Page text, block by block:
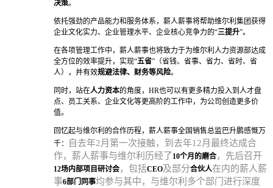
决策。
依托强劲的产品能力和服务体系，薪人薪事将帮助维尔利集团获得
企业文化实力、企业管理水平、企业核心竞争力的“三提升”。
在各项管理工作中，薪人薪事也将致力于为维尔利人力资源部达成
全方位的效率提升，实现“五省”（省钱、省事、省力、省时、省
人），并有效规避法律、财务等风险。
同时，站在人力资本的角度，HR也可以有更多精力投入到人才盘
点、员工关系、企业文化等更高阶的工作中，为公司创造更多价
值。
回忆起与维尔利的合作历程，薪人薪事全国销售总监巴升鹏感慨万
千：
自去年2月第一次接触，到去年12月最终达成合
作，薪人薪事与维尔利历经了 10个月的磨合，先后召开
12场内部项目研讨会，包括CEO及部分合伙人在内的薪人薪
事6部门同事均参与其中，与维尔利多个部门进行深度